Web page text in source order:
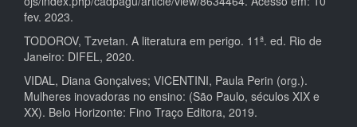
fev. 2023.
TODOROV, Tzvetan. A literatura em perigo. 11ª. ed. Rio de
Janeiro: DIFEL, 2020.
VIDAL, Diana Gonçalves; VICENTINI, Paula Perin (org.).
Mulheres inovadoras no ensino: (São Paulo, séculos XIX e
XX). Belo Horizonte: Fino Traço Editora, 2019.